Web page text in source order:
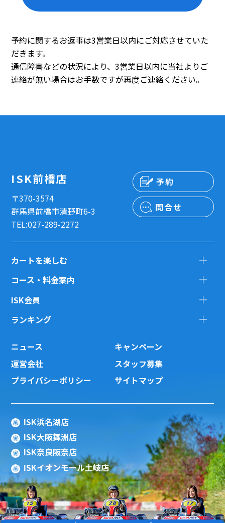
予約に関するお返事は3営業日以内にご対応させていた
だきます。
通信障害などの状況により、3営業日以内に当社よりご
連絡が無い場合はお手数ですが再度ご連絡ください。
ISK前橋店
〒370-3574
群馬県前橋市清野町6-3
TEL:027-289-2272
予約
問合せ
カートを楽しむ
コース・料金案内
ISK会員
ランキング
ニュース
キャンペーン
運営会社
スタッフ募集
プライバシーポリシー
サイトマップ
ISK浜名湖店
ISK大阪舞洲店
ISK奈良阪奈店
ISKイオンモール土岐店